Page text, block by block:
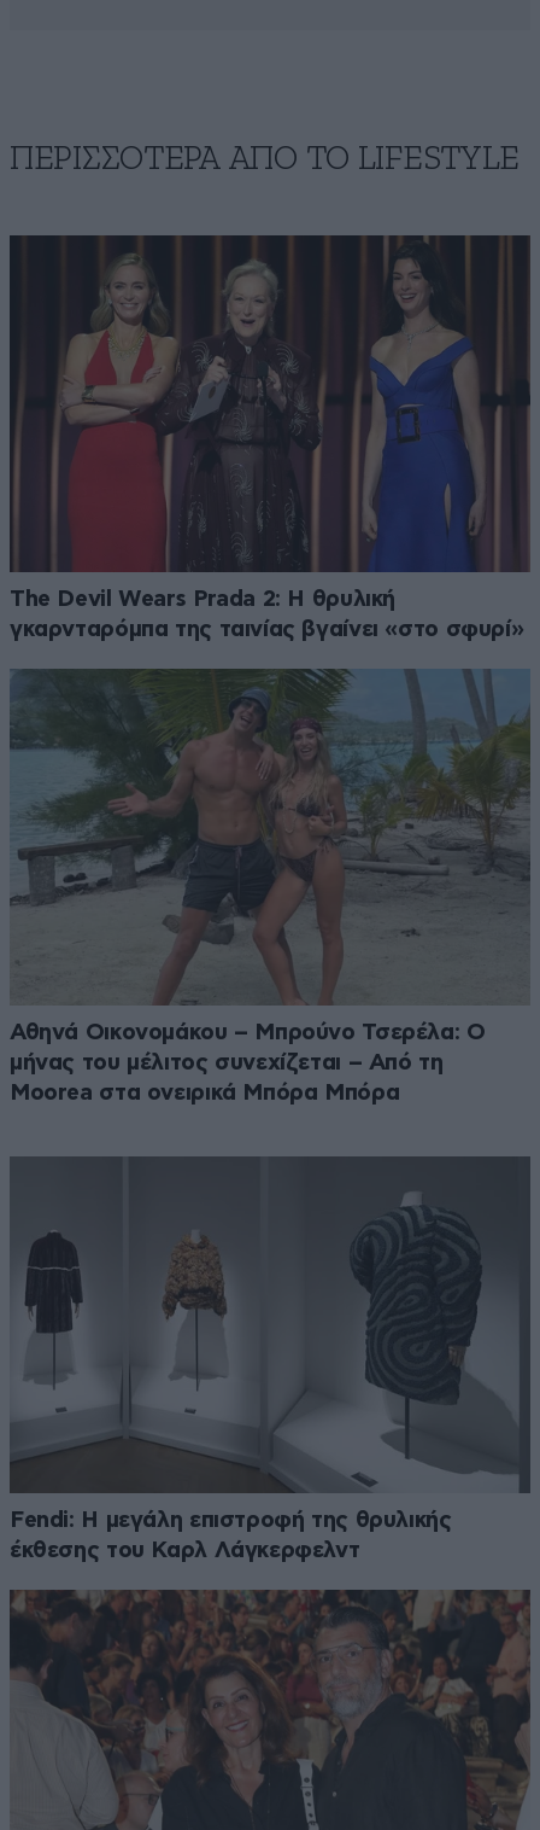
ΠΕΡΙΣΣΟΤΕΡΑ ΑΠΟ ΤΟ LIFESTYLE
The Devil Wears Prada 2: Η θρυλική
γκαρνταρόμπα της ταινίας βγαίνει «στο σφυρί»
Αθηνά Οικονομάκου – Μπρούνο Τσερέλα: Ο
μήνας του μέλιτος συνεχίζεται – Από τη
Moorea στα ονειρικά Μπόρα Μπόρα
Fendi: Η μεγάλη επιστροφή της θρυλικής
έκθεσης του Καρλ Λάγκερφελντ